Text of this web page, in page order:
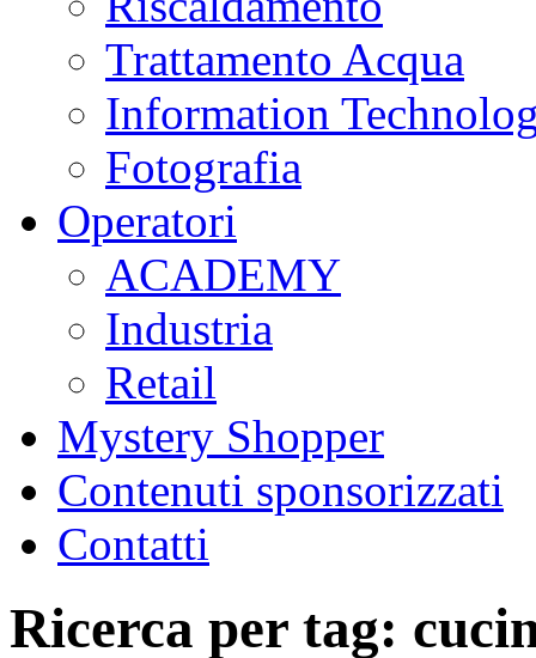
Trattamento Acqua
Information
Fotografia
Operatori
ACADEMY
Industria
Retail
Mystery Shopper
Contenuti sponsorizzati
Contatti
Ricerca per tag: